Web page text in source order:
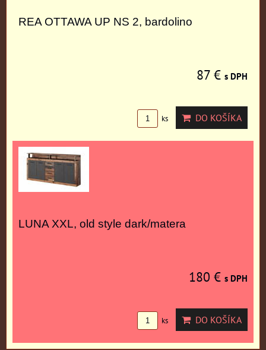
REA OTTAWA UP NS 2, bardolino
87 € s DPH
ks DO KOŠÍKA
LUNA XXL, old style dark/matera
180 € s DPH
ks DO KOŠÍKA